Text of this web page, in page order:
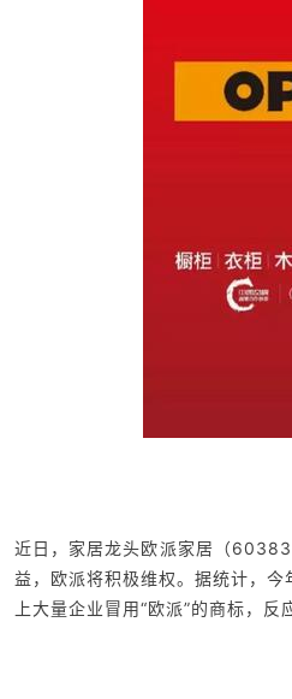
近日，家居龙头欧派家居（
益，欧派将积极维权。据统计，
上大量企业冒用“欧派”的商标，